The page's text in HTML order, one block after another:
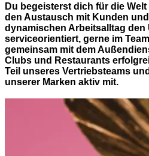
Du begeisterst dich für die
den Austausch mit Kunden
dynamischen Arbeitsalltag
serviceorientiert, gerne im
gemeinsam mit dem
Clubs und Restaurants
Teil unseres Vertriebsteams
unserer Marken aktiv mit.